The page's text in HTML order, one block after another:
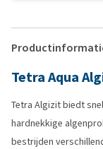
Tetra Aqua
Tetra Algizit biedt
hardnekkige
bestrijden